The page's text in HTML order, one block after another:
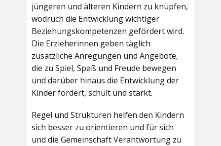
jüngeren und älteren Kindern zu knüpfen,
wodruch die Entwicklung wichtiger
Beziehungskompetenzen gefördert wird.
Die Erzieherinnen geben täglich
zusätzliche Anregungen und Angebote,
die zu Spiel, Spaß und Freude bewegen
und darüber hinaus die Entwicklung der
Kinder fördert, schult und stärkt.
Regel und Strukturen helfen den Kindern
sich besser zu orientieren und für sich
und die Gemeinschaft Verantwortung zu